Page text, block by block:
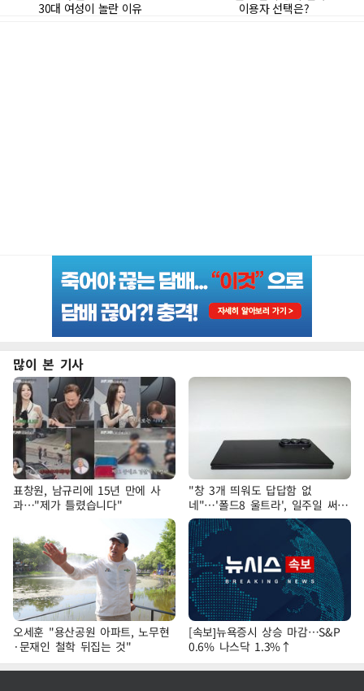
많이 본 기사
표창원, 남규리에 15년 만에 사
과…"제가 틀렸습니다"
"창 3개 띄워도 답답함 없
네"…'폴드8 울트라', 일주일 써보
니
오세훈 "용산공원 아파트, 노무현
·문재인 철학 뒤집는 것"
[속보]뉴욕증시 상승 마감…S&P
0.6% 나스닥 1.3%↑